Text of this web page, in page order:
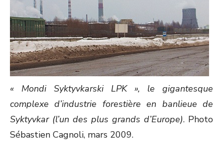
« Mondi Syktyvkarski LPK », le gigantesque
complexe d’industrie forestière en banlieue de
Syktyvkar (l’un des plus grands d’Europe). Photo
Sébastien Cagnoli, mars 2009.